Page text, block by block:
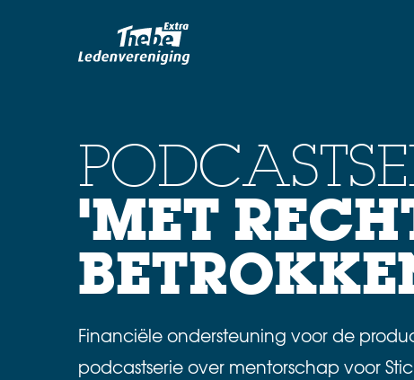
'MET
Financiële ondersteuning voor de
podcastserie over mentorschap voor